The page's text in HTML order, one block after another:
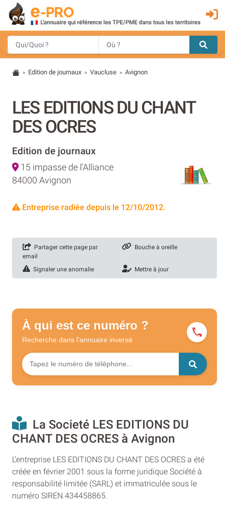
> Edition de journaux > Vaucluse > Avignon
LES EDITIONS DU CHANT
DES OCRES
Edition de journaux
15 impasse de l'Alliance
84000 Avignon
Entreprise radiée depuis le 12/10/2012.
Partager cette page par
email
Bouche à oreille
Signaler une anomalie Mettre à jour
À qui est ce numéro ?
Recherche dans l'annuaire inversé
La Societé LES EDITIONS DU
CHANT DES OCRES à Avignon
L’entreprise LES EDITIONS DU CHANT DES OCRES a été
créée en février 2001 sous la forme juridique Société à
responsabilité limitée (SARL) et immatriculée sous le
numéro SIREN 434458865.